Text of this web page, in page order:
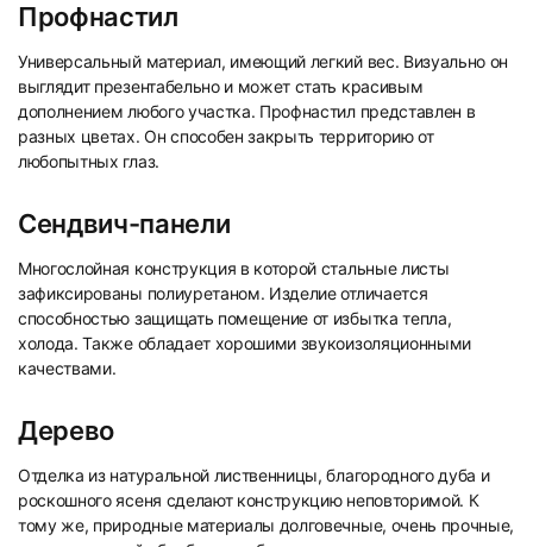
Профнастил
Универсальный материал, имеющий легкий вес. Визуально он
выглядит презентабельно и может стать красивым
дополнением любого участка. Профнастил представлен в
разных цветах. Он способен закрыть территорию от
любопытных глаз.
Сендвич-панели
Многослойная конструкция в которой стальные листы
зафиксированы полиуретаном. Изделие отличается
способностью защищать помещение от избытка тепла,
холода. Также обладает хорошими звукоизоляционными
качествами.
Дерево
Отделка из натуральной лиственницы, благородного дуба и
роскошного ясеня сделают конструкцию неповторимой. К
тому же, природные материалы долговечные, очень прочные,